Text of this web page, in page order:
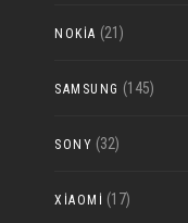
NOKIA (21)
SAMSUNG (145)
SONY (32)
XIAOMI (17)